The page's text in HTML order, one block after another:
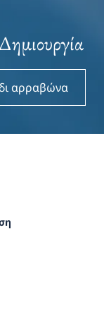
αρραβώνα